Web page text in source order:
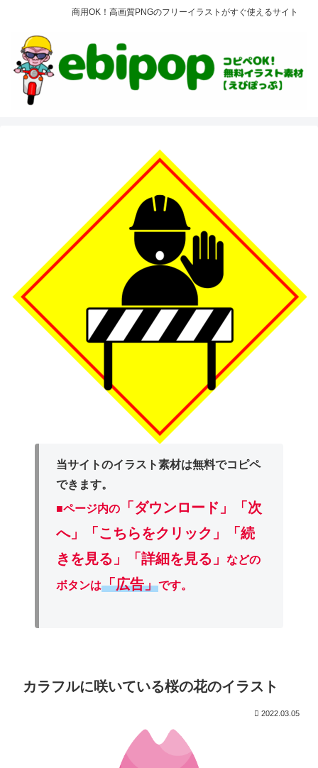
商用OK！高画質PNGのフリーイラストがすぐ使えるサイト
当サイトのイラスト素材は無料でコピペ
できます。
■ページ内の
「ダウンロード」
「次
へ」「こちらをクリック」「続
きを見る」「詳細を見る」などの
ボタンは「広告」です。
カラフルに咲いている桜の花のイラスト
2022.03.05